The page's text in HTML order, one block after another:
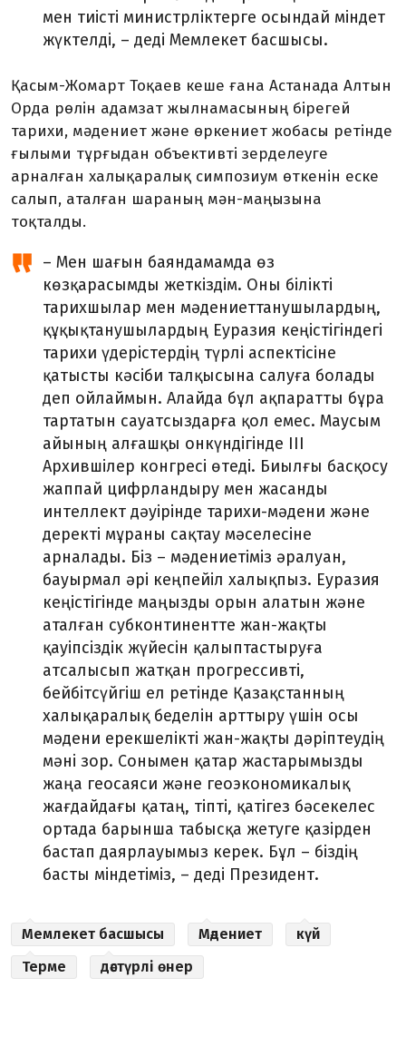
мен тиісті министрліктерге осындай міндет
жүктелді, – деді Мемлекет басшысы.
Қасым-Жомарт Тоқаев кеше ғана Астанада Алтын
Орда рөлін адамзат жылнамасының бірегей
тарихи, мәдениет және өркениет жобасы ретінде
ғылыми тұрғыдан объективті зерделеуге
арналған халықаралық симпозиум өткенін еске
салып, аталған шараның мән-маңызына
тоқталды.
– Мен шағын баяндамамда өз
көзқарасымды жеткіздім. Оны білікті
тарихшылар мен мәдениеттанушылардың,
құқықтанушылардың Еуразия кеңістігіндегі
тарихи үдерістердің түрлі аспектісіне
қатысты кәсіби талқысына салуға болады
деп ойлаймын. Алайда бұл ақпаратты бұра
тартатын сауатсыздарға қол емес. Маусым
айының алғашқы онкүндігінде III
Архившілер конгресі өтеді. Биылғы басқосу
жаппай цифрландыру мен жасанды
интеллект дәуірінде тарихи-мәдени және
деректі мұраны сақтау мәселесіне
арналады. Біз – мәдениетіміз әралуан,
бауырмал әрі кеңпейіл халықпыз. Еуразия
кеңістігінде маңызды орын алатын және
аталған субконтинентте жан-жақты
қауіпсіздік жүйесін қалыптастыруға
атсалысып жатқан прогрессивті,
бейбітсүйгіш ел ретінде Қазақстанның
халықаралық беделін арттыру үшін осы
мәдени ерекшелікті жан-жақты дәріптеудің
мәні зор. Сонымен қатар жастарымызды
жаңа геосаяси және геоэкономикалық
жағдайдағы қатаң, тіпті, қатігез бәсекелес
ортада барынша табысқа жетуге қазірден
бастап даярлауымыз керек. Бұл – біздің
басты міндетіміз, – деді Президент.
Мемлекет басшысы Мәдениет
күй
Терме
дәстүрлі өнер